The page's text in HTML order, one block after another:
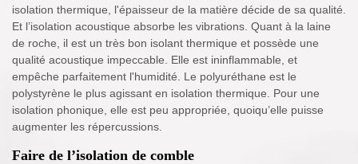
isolation thermique, l'épaisseur de la matière décide de sa qualité.
Et l’isolation acoustique absorbe les vibrations. Quant à la laine
de roche, il est un très bon isolant thermique et possède une
qualité acoustique impeccable. Elle est ininflammable, et
empêche parfaitement l'humidité. Le polyuréthane est le
polystyrène le plus agissant en isolation thermique. Pour une
isolation phonique, elle est peu appropriée, quoiqu’elle puisse
augmenter les répercussions.
Faire de l’isolation de comble